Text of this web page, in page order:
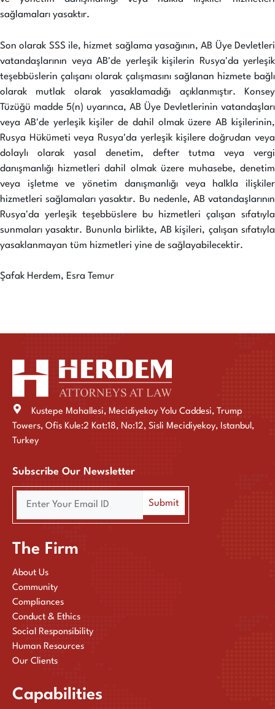
sağlamaları yasaktır.
Son olarak SSS ile, hizmet sağlama yasağının, AB Üye Devletleri
vatandaşlarının veya AB'de yerleşik kişilerin Rusya'da yerleşik
teşebbüslerin çalışanı olarak çalışmasını sağlanan hizmete bağlı
olarak mutlak olarak yasaklamadığı açıklanmıştır. Konsey
Tüzüğü madde 5(n) uyarınca, AB Üye Devletlerinin vatandaşları
veya AB'de yerleşik kişiler de dahil olmak üzere AB kişilerinin,
Rusya Hükümeti veya Rusya'da yerleşik kişilere doğrudan veya
dolaylı olarak yasal denetim, defter tutma veya vergi
danışmanlığı hizmetleri dahil olmak üzere muhasebe, denetim
veya işletme ve yönetim danışmanlığı veya halkla ilişkiler
hizmetleri sağlamaları yasaktır. Bu nedenle, AB vatandaşlarının
Rusya'da yerleşik teşebbüslere bu hizmetleri çalışan sıfatıyla
sunmaları yasaktır. Bununla birlikte, AB kişileri, çalışan sıfatıyla
yasaklanmayan tüm hizmetleri yine de sağlayabilecektir.
Şafak Herdem, Esra Temur
Kustepe Mahallesi, Mecidiyekoy Yolu Caddesi, Trump
Towers, Ofis Kule:2 Kat:18, No:12, Sisli Mecidiyekoy, Istanbul,
Turkey
Subscribe Our Newsletter
The Firm
About Us
Community
Compliances
Conduct & Ethics
Social Responsibility
Human Resources
Our Clients
Capabilities